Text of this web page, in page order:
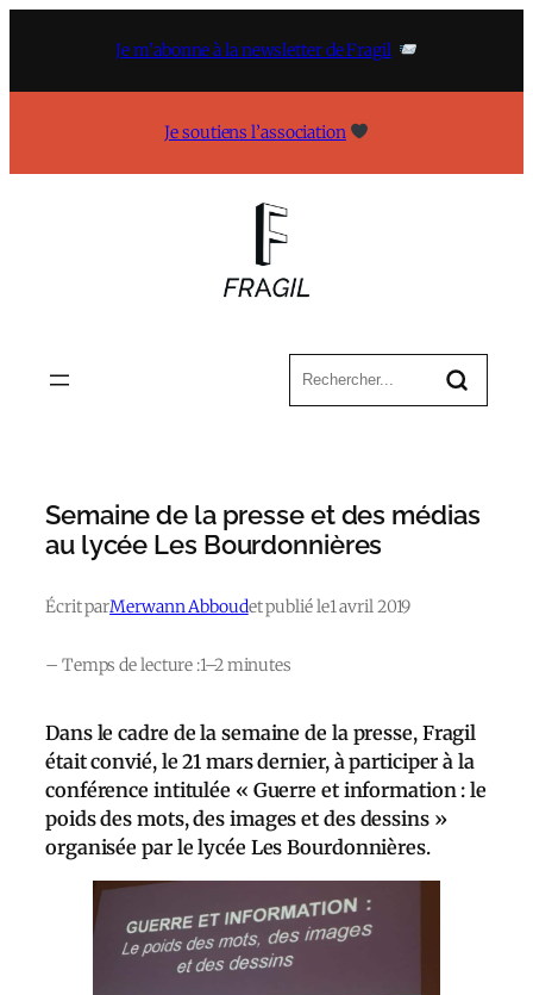
Je m’abonne à la newsletter de Fragil
Je soutiens l’association
Semaine de la presse et des médias
au lycée Les Bourdonnières
Écrit parMerwann Abboudet publié le1 avril 2019
– Temps de lecture :1–2 minutes
Dans le cadre de la semaine de la presse, Fragil
était convié, le 21 mars dernier, à participer à la
conférence intitulée « Guerre et information : le
poids des mots, des images et des dessins »
organisée par le lycée Les Bourdonnières.